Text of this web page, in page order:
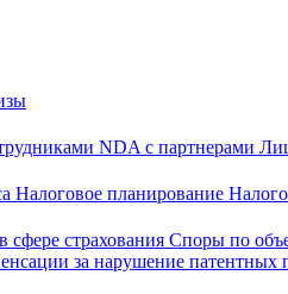
NDA с партнерами
Налоговое планирование
сфере страхования Споры по
за нарушение патентных